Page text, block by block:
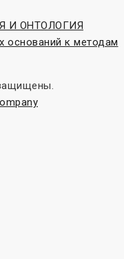
И ОНТОЛОГИЯ
к методам